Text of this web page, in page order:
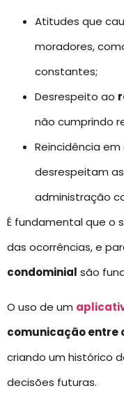
Atitudes que
moradores,
constantes;
Desrespeito ao
não cumprindo
Reincidência
desrespeitam
administração
É fundamental que o
das ocorrências, e
condominial são
O uso de um
comunicação entre
criando um histórico
decisões futuras.